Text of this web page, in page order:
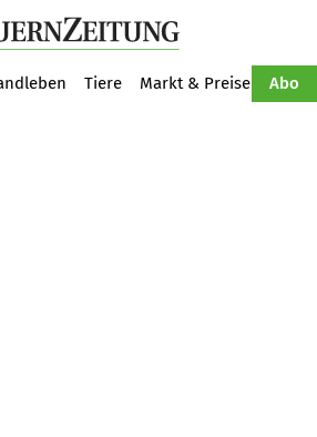
Tiere Markt & Preise Abo